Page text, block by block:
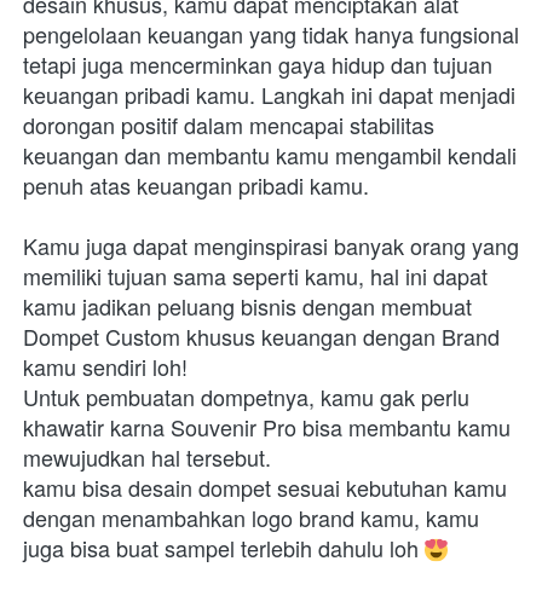
pengelolaan keuangan yang tidak hanya fungsional
tetapi juga mencerminkan gaya hidup dan tujuan
keuangan pribadi kamu. Langkah ini dapat menjadi
dorongan positif dalam mencapai stabilitas
keuangan dan membantu kamu mengambil kendali
penuh atas keuangan pribadi kamu.
Kamu juga dapat menginspirasi banyak orang yang
memiliki tujuan sama seperti kamu, hal ini dapat
kamu jadikan peluang bisnis dengan membuat
Dompet Custom khusus keuangan dengan Brand
kamu sendiri loh!
Untuk pembuatan dompetnya, kamu gak perlu
khawatir karna Souvenir Pro bisa membantu kamu
mewujudkan hal tersebut.
kamu bisa desain dompet sesuai kebutuhan kamu
dengan menambahkan logo brand kamu, kamu
juga bisa buat sampel terlebih dahulu loh